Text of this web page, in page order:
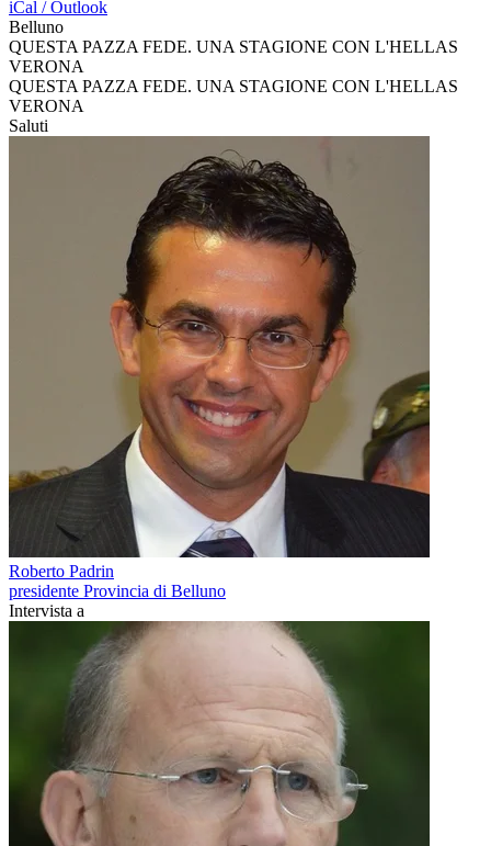
iCal / Outlook
Belluno
QUESTA PAZZA FEDE. UNA STAGIONE CON L'HELLAS
VERONA
QUESTA PAZZA FEDE. UNA STAGIONE CON L'HELLAS
VERONA
Saluti
Roberto Padrin
presidente Provincia di Belluno
Intervista a